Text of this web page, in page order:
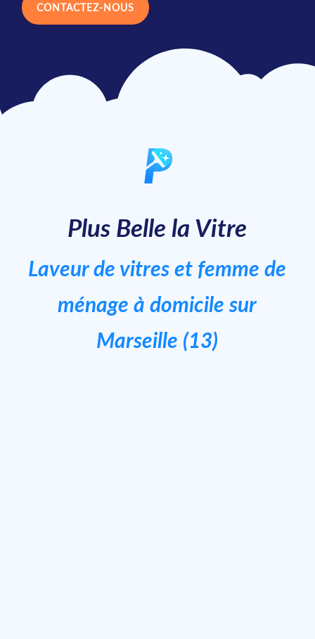
CONTACTEZ-NOUS
Plus Belle la Vitre
Laveur de vitres et femme de
ménage à domicile sur
Marseille (13)